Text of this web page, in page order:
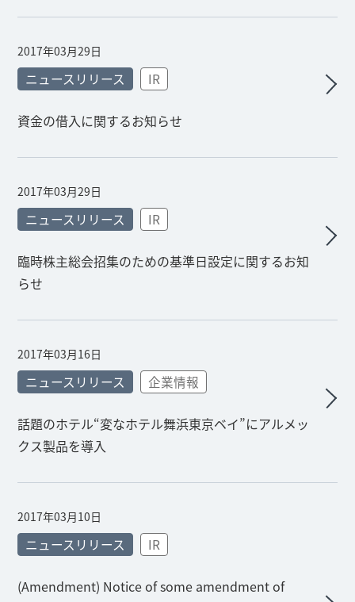
2017年03月29日
ニュースリリース IR
資金の借入に関するお知らせ
2017年03月29日
ニュースリリース IR
臨時株主総会招集のための基準日設定に関するお知
らせ
2017年03月16日
ニュースリリース 企業情報
話題のホテル“変なホテル舞浜東京ベイ”にアルメッ
クス製品を導入
2017年03月10日
ニュースリリース IR
(Amendment) Notice of some amendment of